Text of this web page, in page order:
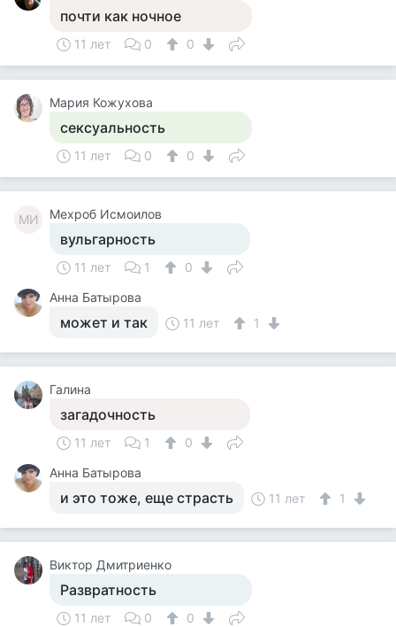
почти как ночное
11 лет 0 0
Мария Кожухова
сексуальность
11 лет 0 0
МИ Мехроб Исмоилов
вульгарность
11 лет 1
0
Анна Батырова
может и так 11 лет 1
Галина
загадочность
11 лет 1
0
Анна Батырова
и это тоже, еще страсть 11 лет 1
Виктор Дмитриенко
Развратность
11 лет 0 0